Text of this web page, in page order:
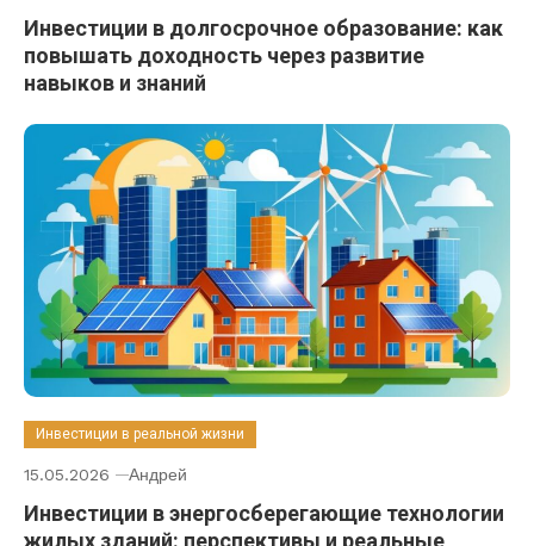
Инвестиции в долгосрочное образование: как
повышать доходность через развитие
навыков и знаний
Инвестиции в реальной жизни
15.05.2026 Андрей
Инвестиции в энергосберегающие технологии
жилых зданий: перспективы и реальные